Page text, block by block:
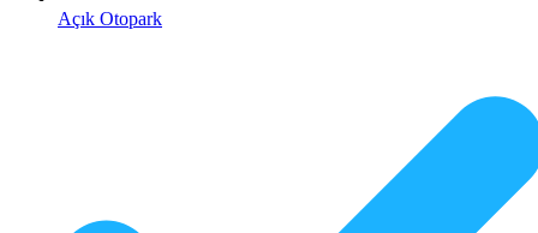
Açık Otopark